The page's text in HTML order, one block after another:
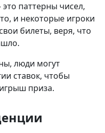
паттерны чисел,
и некоторые игроки
билеты, веря, что
люди могут
ставок, чтобы
приза.